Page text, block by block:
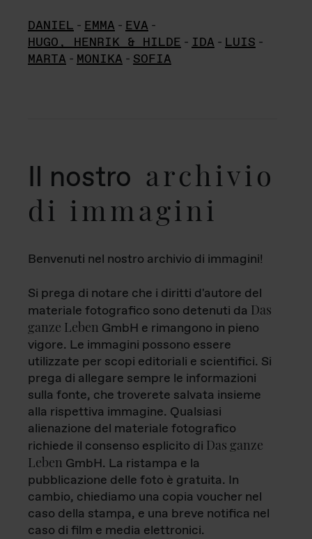
DANIEL - EMMA - EVA -
HUGO, HENRIK & HILDE - IDA - LUIS -
MARTA - MONIKA - SOFIA
Il nostro archivio
di immagini
Benvenuti nel nostro archivio di immagini!
Si prega di notare che i diritti d'autore del
materiale fotografico sono detenuti da Das
ganze Leben GmbH e rimangono in pieno
vigore. Le immagini possono essere
utilizzate per scopi editoriali e scientifici. Si
prega di allegare sempre le informazioni
sulla fonte, che troverete salvata insieme
alla rispettiva immagine. Qualsiasi
alienazione del materiale fotografico
richiede il consenso esplicito di Das ganze
Leben GmbH. La ristampa e la
pubblicazione delle foto è gratuita. In
cambio, chiediamo una copia voucher nel
caso della stampa, e una breve notifica nel
caso di film e media elettronici.